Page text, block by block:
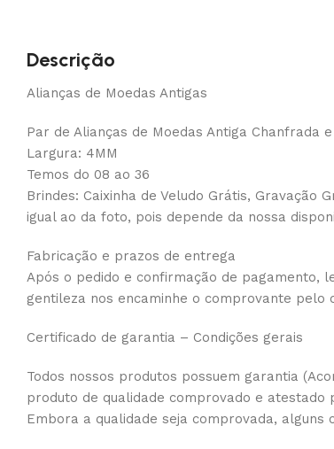
Descrição
Alianças de Moedas Antigas
Par de Alianças de Moedas Antiga Chanfrada
Largura: 4MM
Temos do 08 ao 36
Brindes: Caixinha de Veludo Grátis,
igual ao da foto, pois depende da nossa
Fabricação e prazos de entrega
Após o pedido e confirmação de pagamento,
gentileza nos encaminhe o comprovante pelo
Certificado de garantia – Condições gerais
Todos nossos produtos possuem garantia
produto de qualidade comprovado e
Embora a qualidade seja comprovada,